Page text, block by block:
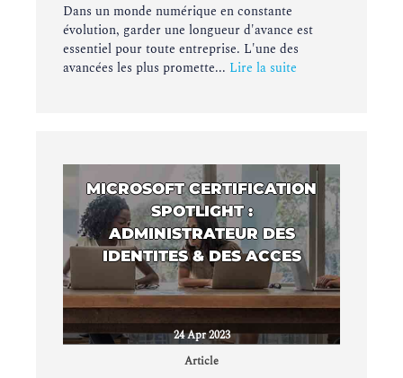
Dans un monde numérique en constante
évolution, garder une longueur d'avance est
essentiel pour toute entreprise. L'une des
avancées les plus promette... Lire la suite
MICROSOFT CERTIFICATION
SPOTLIGHT :
ADMINISTRATEUR DES
IDENTITES & DES ACCES
24 Apr 2023
Article